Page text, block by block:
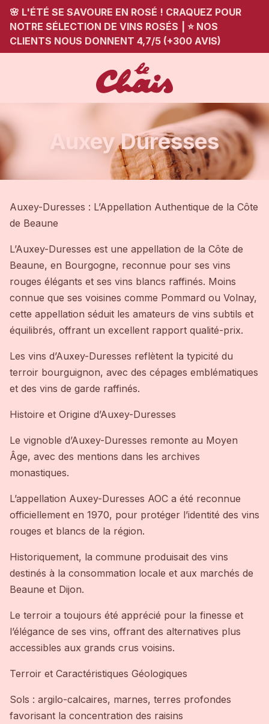
🌸 L'ÉTÉ SE SAVOURE EN ROSÉ ! CRAQUEZ POUR
NOTRE SÉLECTION DE VINS ROSÉS
⭐ NOS
CLIENTS NOUS DONNENT 4,7/5 (+300 AVIS)
Auxey Duresses
Auxey-Duresses : L’Appellation Authentique de la Côte
de Beaune
L’Auxey-Duresses est une appellation de la Côte de
Beaune, en Bourgogne, reconnue pour ses vins
rouges élégants et ses vins blancs raffinés. Moins
connue que ses voisines comme Pommard ou Volnay,
cette appellation séduit les amateurs de vins subtils et
équilibrés, offrant un excellent rapport qualité-prix.
Les vins d’Auxey-Duresses reflètent la typicité du
terroir bourguignon, avec des cépages emblématiques
et des vins de garde raffinés.
Histoire et Origine d’Auxey-Duresses
Le vignoble d’Auxey-Duresses remonte au Moyen
Âge, avec des mentions dans les archives
monastiques.
L’appellation Auxey-Duresses AOC a été reconnue
officiellement en 1970, pour protéger l’identité des vins
rouges et blancs de la région.
Historiquement, la commune produisait des vins
destinés à la consommation locale et aux marchés de
Beaune et Dijon.
Le terroir a toujours été apprécié pour la finesse et
l’élégance de ses vins, offrant des alternatives plus
accessibles aux grands crus voisins.
Terroir et Caractéristiques Géologiques
Sols : argilo-calcaires, marnes, terres profondes
favorisant la concentration des raisins